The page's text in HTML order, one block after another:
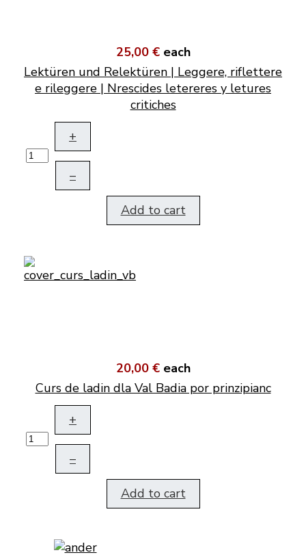
25,00 € each
Lektüren und Relektüren | Leggere, riflettere
e rileggere | Nrescides letereres y letures
critiches
+
–
Add to cart
20,00 € each
Curs de ladin dla Val Badia por prinzipianc
+
–
Add to cart